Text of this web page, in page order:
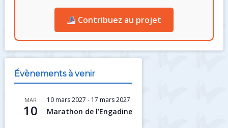
Contribuez au projet
Évènements à venir
MAR
10
10 mars 2027 - 17 mars 2027
Marathon de l’Engadine